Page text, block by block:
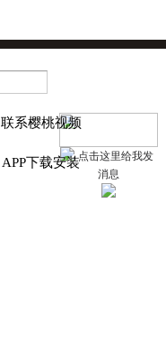
联系樱桃视频
APP下载安装